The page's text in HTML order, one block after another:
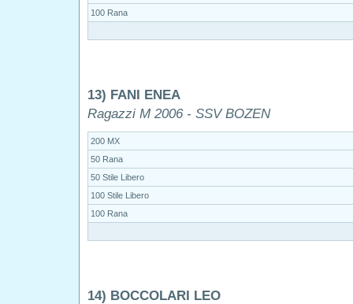
100 Rana
13) FANI ENEA
Ragazzi M 2006 - SSV BOZEN
200 MX
50 Rana
50 Stile Libero
100 Stile Libero
100 Rana
14) BOCCOLARI LEO